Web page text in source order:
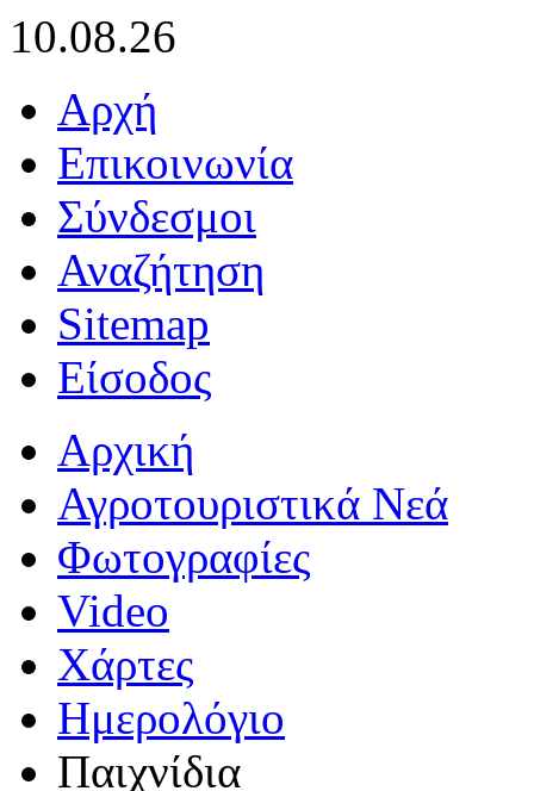
10.08.26
Αρχή
Επικοινωνία
Σύνδεσμοι
Αναζήτηση
Sitemap
Είσοδος
Αρχική
Αγροτουριστικά Νεά
Φωτογραφίες
Video
Χάρτες
Ημερολόγιο
Παιχνίδια